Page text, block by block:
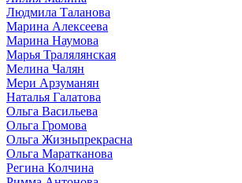
Людмила Таланова
Марина Алексеева
Марина Наумова
Марья Тралялянская
Мелина Чалян
Мери Арзуманян
Наталья Галатова
Ольга Васильева
Ольга Громова
Ольга Жизньпрекрасна
Ольга Маратканова
Регина Колчина